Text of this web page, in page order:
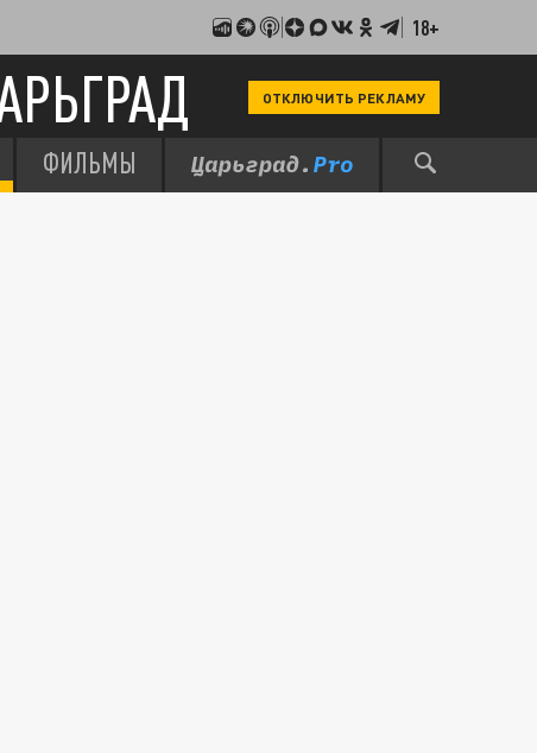
18+
ОТКЛЮЧИТЬ РЕКЛАМУ
ФИЛЬМЫ